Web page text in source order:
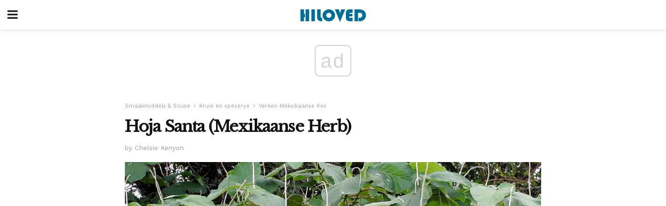
ad
Smaakmiddels & Souse Kruie en speserye Verken Meksikaanse Kos
Hoja Santa (Mexikaanse Herb)
by Chelsie Kenyon